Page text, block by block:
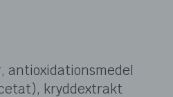
antioxidationsmedel
kryddextrakt